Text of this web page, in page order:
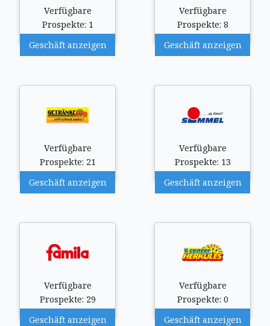
Verfügbare
Prospekte: 1
Geschäft anzeigen
Verfügbare
Prospekte: 8
Geschäft anzeigen
Verfügbare
Prospekte: 21
Geschäft anzeigen
Verfügbare
Prospekte: 13
Geschäft anzeigen
Verfügbare
Prospekte: 29
Geschäft anzeigen
Verfügbare
Prospekte: 0
Geschäft anzeigen